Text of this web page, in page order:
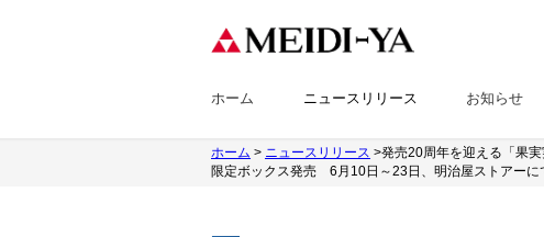
ホーム ニュースリリース お知らせ
ホーム > ニュースリリース >発売20周年を迎える「果
限定ボックス発売 6月10日～23日、明治屋ストアーに